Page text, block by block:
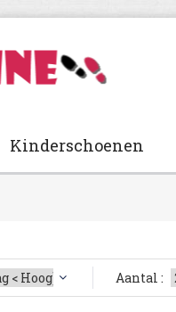
Kinderschoenen
Aantal :